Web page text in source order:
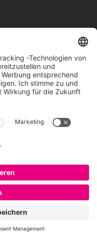
Influencer Program
von Innen mit Dr.
BAJAJ?
auf Klick